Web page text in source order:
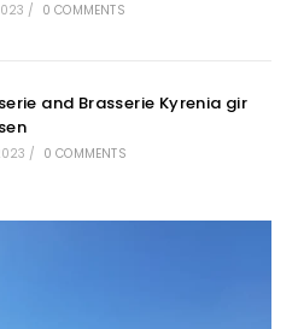
/ 0 COMMENTS
and Brasserie Kyrenia gir
/ 0 COMMENTS